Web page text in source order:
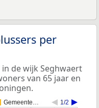
per
de wijk Seghwaert
van 65 jaar en
Gemeente… 1/2